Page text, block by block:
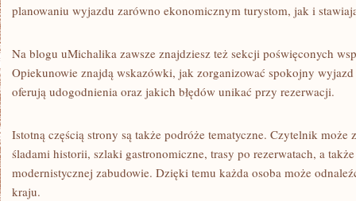
planowaniu wyjazdu zarówno ekonomicznym turystom, jak i
Na blogu uMichalika zawsze znajdziesz też sekcji poświęconych
Opiekunowie znajdą wskazówki, jak zorganizować spokojny
oferują udogodnienia oraz jakich błędów unikać przy rezerwacji.
Istotną częścią strony są także podróże tematyczne. Czytelnik może
śladami historii, szlaki gastronomiczne, trasy po rezerwatach, a
modernistycznej zabudowie. Dzięki temu każda osoba może
kraju.